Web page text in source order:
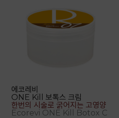
에코레비
ONE Kill 보톡스 크림
한번의 시술로 굵어지는 고영양 마스크
Ecorevi ONE Kill Botox Cream